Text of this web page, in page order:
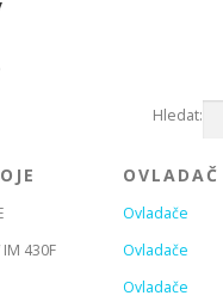
Hledat:
OVLADAČ
Ovladače
430F
Ovladače
Ovladače